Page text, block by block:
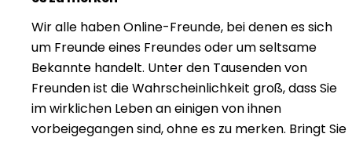
Wir alle haben Online-Freunde, bei denen es sich
um Freunde eines Freundes oder um seltsame
Bekannte handelt. Unter den Tausenden von
Freunden ist die Wahrscheinlichkeit groß, dass Sie
im wirklichen Leben an einigen von ihnen
vorbeigegangen sind, ohne es zu merken. Bringt Sie